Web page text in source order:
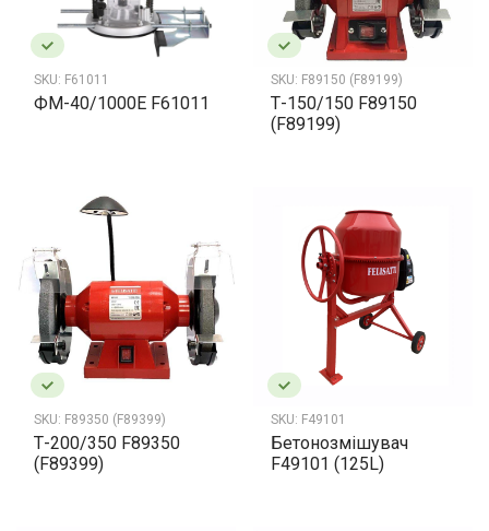
SKU: F61011
ФМ-40/1000Е F61011
SKU: F89150 (F89199)
Т-150/150 F89150
(F89199)
SKU: F89350 (F89399)
Т-200/350 F89350
(F89399)
SKU: F49101
Бетонозмішувач
F49101 (125L)